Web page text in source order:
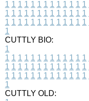
1 1 1 1 1 1 1 1 1 1 1 1 1
1 1 1 1 1 1 1 1 1 1 1 1 1
1 1 1 1 1 1 1 1 1 1 1 1 1
1
CUTTLY BIO:
1
1 1 1 1 1 1 1 1 1 1 1 1 1
1 1 1 1 1 1 1 1 1 1 1 1 1
1 1 1 1 1 1 1 1 1 1 1 1 1
1
CUTTLY OLD: